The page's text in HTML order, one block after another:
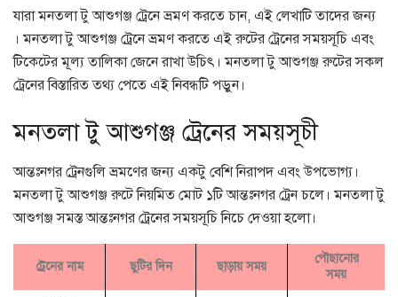
যারা মনতলা টু আশুগঞ্জ ট্রেনে ভ্রমণ করতে চান, এই লেখাটি তাদের জন্য
। মনতলা টু আশুগঞ্জ ট্রেনে ভ্রমণ করতে এই রুটের ট্রেনের সময়সূচি এবং
টিকেটের মূল্য তালিকা জেনে রাখা উচিৎ। মনতলা টু আশুগঞ্জ রুটের সকল
ট্রেনের বিস্তারিত তথ্য পেতে এই নিবন্ধটি পড়ুন।
মনতলা টু আশুগঞ্জ ট্রেনের সময়সূচী
আন্তঃনগর ট্রেনগুলি ভ্রমণের জন্য একটু বেশি নিরাপদ এবং উপভোগ্য।
মনতলা টু আশুগঞ্জ রুটে নিয়মিত মোট ১টি আন্তঃনগর ট্রেন চলে। মনতলা টু
আশুগঞ্জ সমস্ত আন্তঃনগর ট্রেনের সময়সূচি নিচে দেওয়া হলো।
ট্রেনের নাম ছুটির দিন ছাড়ায় সময়
পৌছানোর
সময়